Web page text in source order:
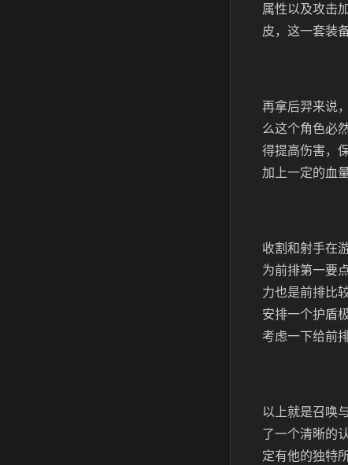
属性以及攻击
皮，这一套装
再拿后羿来说
么这个角色必
得提高伤害，
加上一定的血
收割和射手在
为前排第一要
力也是前排比
安排一个护盾
考虑一下给前
以上就是召唤
了一个清晰的
定有他的独特